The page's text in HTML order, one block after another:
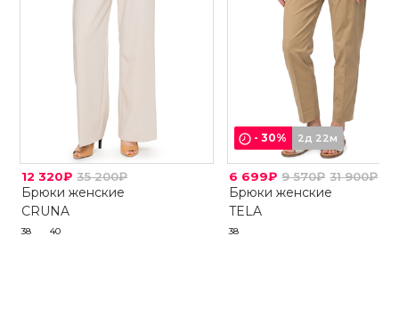
12 320₽ 35 200₽
Брюки женские
CRUNA
38 40
-30% 2д 22м
6 699₽ 9 570₽ 31 900₽
Брюки женские
TELA
38